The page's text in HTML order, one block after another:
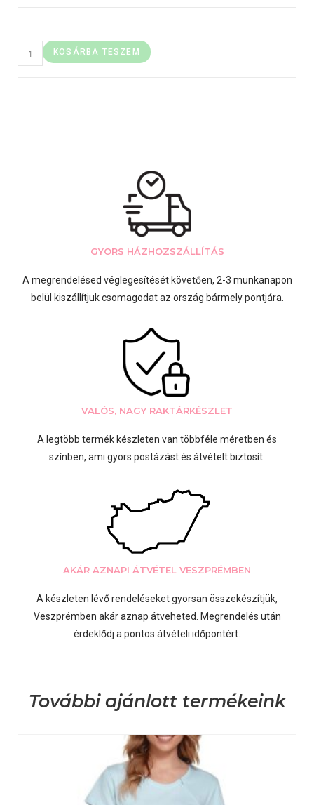
KOSÁRBA TESZEM
GYORS HÁZHOZSZÁLLÍTÁS
A megrendelésed véglegesítését követően, 2-3 munkanapon
belül kiszállítjuk csomagodat az ország bármely pontjára.
VALÓS, NAGY RAKTÁRKÉSZLET
A legtöbb termék készleten van többféle méretben és
színben, ami gyors postázást és átvételt biztosít.
AKÁR AZNAPI ÁTVÉTEL VESZPRÉMBEN
A készleten lévő rendeléseket gyorsan összekészítjük,
Veszprémben akár aznap átveheted. Megrendelés után
érdeklődj a pontos átvételi időpontért.
További ajánlott termékeink